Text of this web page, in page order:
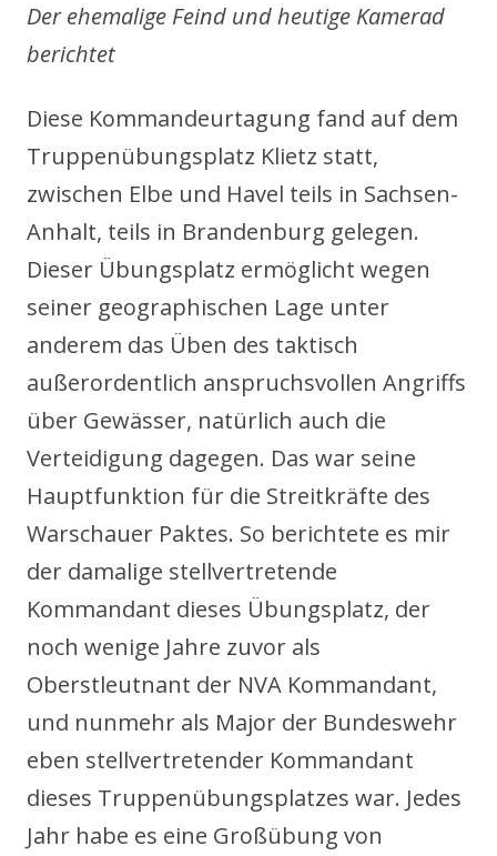
Der ehemalige Feind und heutige Kamerad
berichtet
Diese Kommandeurtagung fand auf dem
Truppenübungsplatz Klietz statt,
zwischen Elbe und Havel teils in Sachsen-
Anhalt, teils in Brandenburg gelegen.
Dieser Übungsplatz ermöglicht wegen
seiner geographischen Lage unter
anderem das Üben des taktisch
außerordentlich anspruchsvollen Angriffs
über Gewässer, natürlich auch die
Verteidigung dagegen. Das war seine
Hauptfunktion für die Streitkräfte des
Warschauer Paktes. So berichtete es mir
der damalige stellvertretende
Kommandant dieses Übungsplatz, der
noch wenige Jahre zuvor als
Oberstleutnant der NVA Kommandant,
und nunmehr als Major der Bundeswehr
eben stellvertretender Kommandant
dieses Truppenübungsplatzes war. Jedes
Jahr habe es eine Großübung von